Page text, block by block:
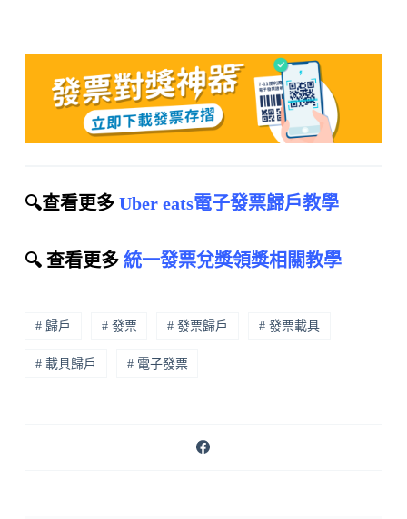
🔍查看更多 Uber eats電子發票歸戶教學
🔍 查看更多 統一發票兌獎領獎相關教學
# 歸戶 # 發票 # 發票歸戶 # 發票載具
# 載具歸戶 # 電子發票